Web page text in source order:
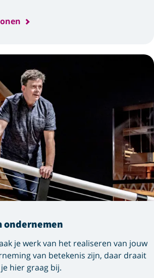
ondernemen
je werk van het realiseren van jouw
van betekenis zijn, daar draait
hier graag bij.